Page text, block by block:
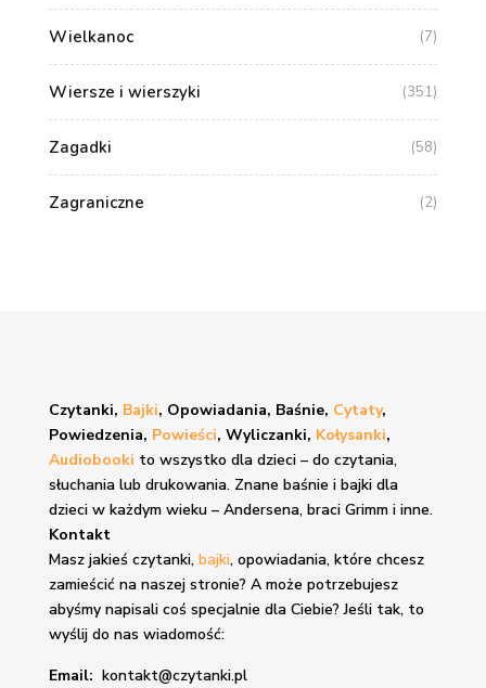
Wielkanoc (7)
Wiersze i wierszyki (351)
Zagadki (58)
Zagraniczne (2)
Czytanki, Bajki, Opowiadania, Baśnie, Cytaty,
Powiedzenia, Powieści, Wyliczanki, Kołysanki,
Audiobooki to wszystko dla dzieci – do czytania,
słuchania lub drukowania. Znane baśnie i bajkidla
dzieci w każdym wieku – Andersena, braci Grimm i inne.
Kontakt
Masz jakieś czytanki, bajki, opowiadania, które chcesz
zamieścić na naszej stronie? A może potrzebujesz
abyśmy napisali coś specjalnie dla Ciebie? Jeśli tak, to
wyślij do nas wiadomość:
Email: kontakt@czytanki.pl